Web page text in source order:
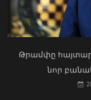
«Ուժեղ Հայաստան»-
քվեարկելու ԱԺ
պաշտոնում
Թրամփը
նոր